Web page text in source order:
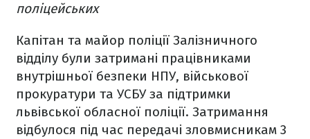
поліцейських
Капітан та майор поліції Залізничного
відділу були затримані працівниками
внутрішньої безпеки НПУ, військової
прокуратури та УСБУ за підтримки
львівської обласної поліції. Затримання
відбулося під час передачі зловмисникам 3